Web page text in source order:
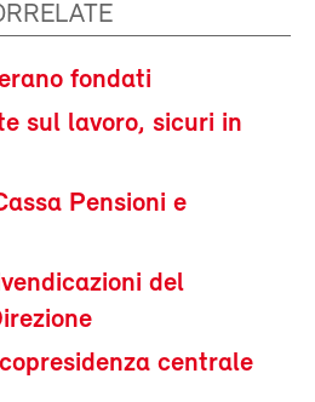
fondati
sul lavoro, sicuri in
Pensioni e
del
centrale